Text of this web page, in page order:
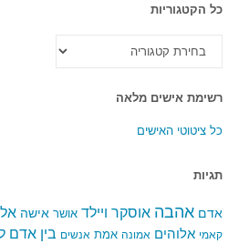
כל הקטגוריות
הקטגוריות
רשימת אישים מלאה
כל ציטוטי האישים
תגיות
אדם אהבה אוסקר ויילד אושר אישה
קאמי אלוהים אמונה אמת אנשים בין אדם